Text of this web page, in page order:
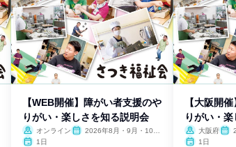
【WEB開催】障がい者支援のや
りがい・楽しさを知る説明会
オンライン
2026年8月・9月・10
1日
【大阪開
りがい・
大阪府
1日